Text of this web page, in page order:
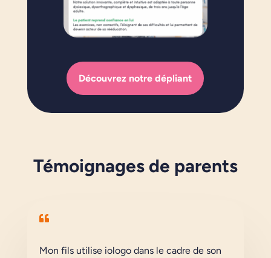
Découvrez notre dépliant
Témoignages de parents

Mon fils utilise iologo dans le cadre de son